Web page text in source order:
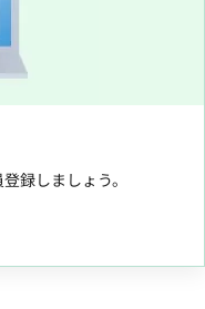
録しましょう。